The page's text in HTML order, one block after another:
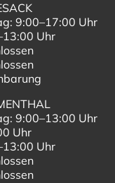
9:00–17:00 Uhr
Uhr
9:00–13:00 Uhr
Uhr
Uhr